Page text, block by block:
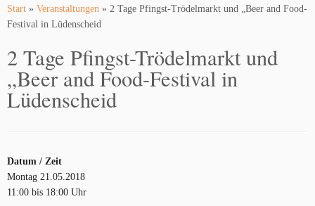
Inhalt
springen
Start » Veranstaltungen » 2 Tage Pfingst-Trödelmarkt und „Beer and Food-
Festival in Lüdenscheid
2 Tage Pfingst-Trödelmarkt und
„Beer and Food-Festival in
Lüdenscheid
Datum / Zeit
Montag 21.05.2018
11:00 bis 18:00 Uhr